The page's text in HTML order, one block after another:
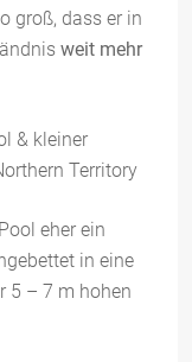
groß, dass er in
weit mehr
eher ein
in eine
5 – 7 m hohen